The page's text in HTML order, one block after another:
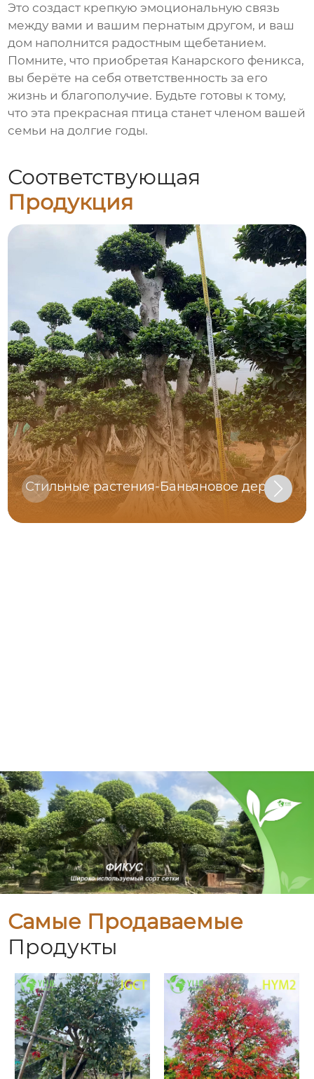
Это создаст крепкую эмоциональную связь
между вами и вашим пернатым другом, и ваш
дом наполнится радостным щебетанием.
Помните, что приобретая Канарского феникса,
вы берёте на себя ответственность за его
жизнь и благополучие. Будьте готовы к тому,
что эта прекрасная птица станет членом вашей
семьи на долгие годы.
Соответствующая
Продукция
Стильные растения-Баньяновое дерево
Самые Продаваемые
Продукты